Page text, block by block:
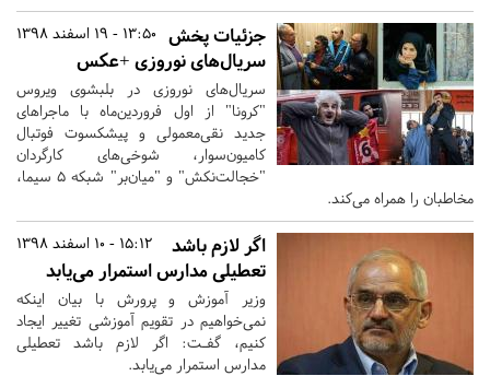
13:50 - 19 اسفند 1398
جزئیات پخش
سریال‌های نوروزی +عکس
سریال‌های نوروزی در بلبشوی ویروس
"کرونا" از اول فروردین‌ماه با ماجراهای
جدید نقی‌معمولی و پیشکسوت فوتبال
کامیون‌سوار، شوخی‌های کارگردان
"خجالت‌نکش" و "میان‌بر" شبکه ۵ سیما،
مخاطبان را همراه می‌کند.
15:12 - 10 اسفند 1398
اگر لازم باشد
تعطیلی مدارس استمرار می‌یابد
وزیر آموزش و پرورش با بیان اینکه
نمی‌خواهیم در تقویم آموزشی تغییر ایجاد
کنیم، گفـت: اگر لازم باشد تعطیلی
مدارس استمرار می‌یابد.